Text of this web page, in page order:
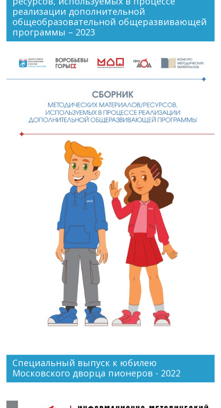
реализации дополнительной
общеобразовательной общеразвивающей
программы – 2023
Специальный выпуск к юбилею
Московского дворца пионеров - 2022